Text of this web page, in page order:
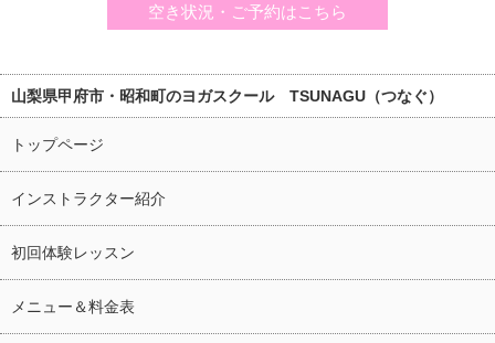
空き状況・ご予約はこちら
山梨県甲府市・昭和町のヨガスクール TSUNAGU（つなぐ）
トップページ
インストラクター紹介
初回体験レッスン
メニュー＆料金表